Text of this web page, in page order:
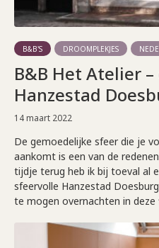
B&B'S DROOMPLEKJES
B&B Het Atelier
Hanzestad
14 maart 2022
De gemoedelijke sfeer die je
aankomt is een van de
tijdje terug heb ik bij toeval al
sfeervolle Hanzestad
te mogen overnachten in deze